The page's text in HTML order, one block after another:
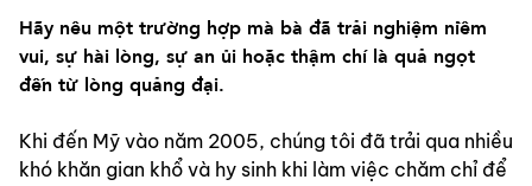
Hãy nêu một trường hợp mà bà đã trải nghiệm niềm
vui, sự hài lòng, sự an ủi hoặc thậm chí là quả ngọt
đến từ lòng quảng đại.
Khi đến Mỹ vào năm 2005, chúng tôi đã trải qua nhiều
khó khăn gian khổ và hy sinh khi làm việc chăm chỉ để